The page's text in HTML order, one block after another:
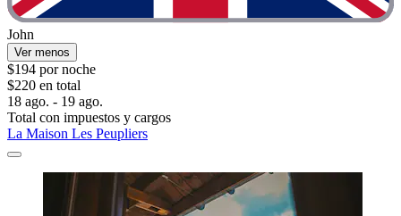
John
Ver menos
$194 por noche
$220 en total
18 ago. - 19 ago.
Total con impuestos y cargos
La Maison Les Peupliers